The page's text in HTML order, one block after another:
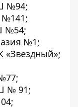
№94;
№54;
№1;
«Звездный»;
№ 91;